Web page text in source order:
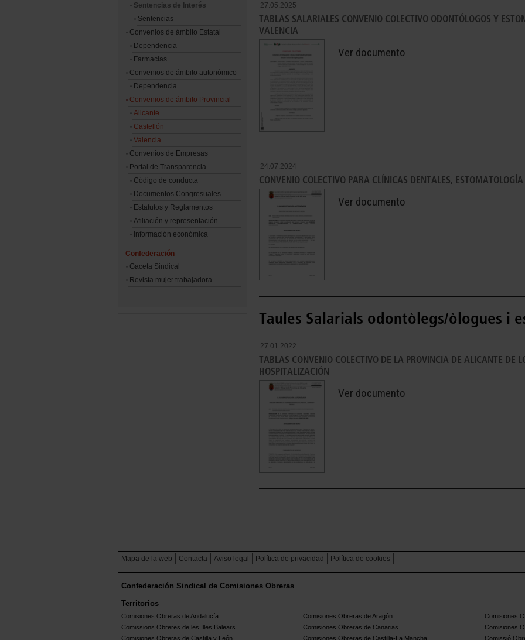
Sentencias de Interés
Sentencias
Convenios de ámbito Estatal
Dependencia
Farmacias
Convenios de ámbito autonómico
Dependencia
Convenios de ámbito Provincial
Alicante
Castellón
Valencia
Convenios de Empresas
Portal de Transparencia
Código de conducta
Documentos Congresuales
Estatutos y Reglamentos
Afiliación y representación
Información económica
Confederación
Gaceta Sindical
Revista mujer trabajadora
27.05.2025
TABLAS SALARIALES CONVENIO COLECTIVO ODONTÓLOGOS Y
VALENCIA
Ver documento
24.07.2024
CONVENIO COLECTIVO PARA CLÍNICAS DENTALES,
Ver documento
Taules Salarials odontòlegs/òlogues i
27.01.2022
TABLAS CONVENIO COLECTIVO DE LA PROVINCIA DE ALICANTE DE
HOSPITALIZACIÓN
Ver documento
Mapa de la web Contacta Aviso legal Política de privacidad Política de cookies
Confederación Sindical de Comisiones Obreras
Territorios
Comisiones Obreras de Andalucía Comisiones Obreras de Aragón
Comisiones
Comissions Obreres de les Illes Balears
Comisiones Obreras de Canarias
Comisiones
Comisiones Obreras de Castilla y León
Comisiones Obreras de Castilla-La Mancha Comissió